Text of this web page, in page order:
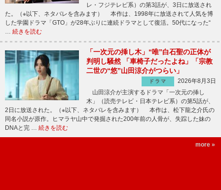
レ・フジテレビ系）の第3話が、3日に放送され
た。（※以下、ネタバレを含みます） 本作は、1998年に放送されて人気を博
した学園ドラマ「GTO」が28年ぶりに連続ドラマとして復活。50代になった“
… 続きを読む
「一次元の挿し木」“唯”白石聖の正体が
判明し騒然 「車椅子だったよね」「宗教
二世の“悠”山田涼介がつらい」
ドラマ
2026年8月3日
山田涼介が主演するドラマ「一次元の挿し
木」（読売テレビ・日本テレビ系）の第5話が、
2日に放送された。（※以下、ネタバレを含みます） 本作は、松下龍之介氏の
同名小説が原作。ヒマラヤ山中で発掘された200年前の人骨が、失踪した妹の
DNAと完 … 続きを読む
more »